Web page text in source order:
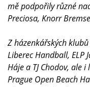
mě podpořily různé
Preciosa, Knorr
Z házenkářských
Liberec Handball, ELP
Háje a TJ Chodov, ale
Prague Open Beach